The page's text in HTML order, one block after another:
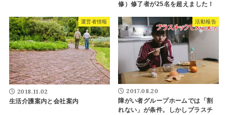
修）修了者が25名を超えました！
運営者情報
2018.11.02
生活介護案内と会社案内
活動報告
2017.08.20
障がい者グループホームでは「割
れない」が条件。しかしプラスチ